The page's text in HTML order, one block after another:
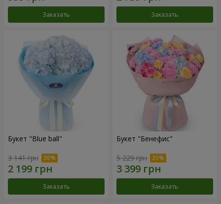
Заказать Заказать
Букет "Blue ball"
3 141 грн
Заказать
Букет "Бенефис"
5 229 грн
Заказать